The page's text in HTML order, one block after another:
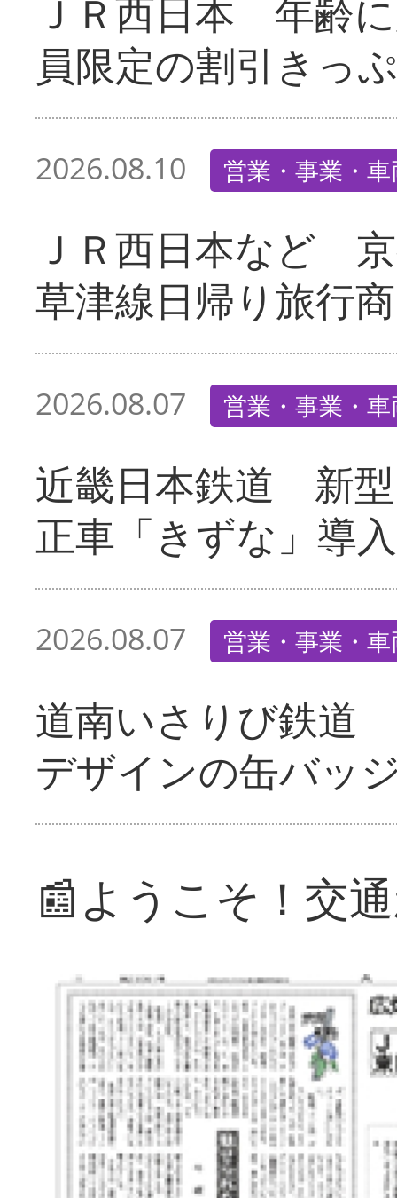
ＪＲ西日本 年齢
員限定の割引きっ
2026.08.10 営業・事業・
ＪＲ西日本など
草津線日帰り旅行
2026.08.07 営業・事業・
近畿日本鉄道 新
正車「きずな」導入
2026.08.07 営業・事業・
道南いさりび鉄道
デザインの缶バッ
📰ようこそ！交